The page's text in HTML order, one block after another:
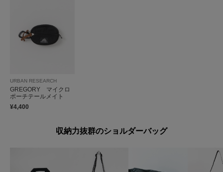
URBAN RESEARCH
GREGORY マイクロ
ポーチテールメイト
¥4,400
収納力抜群のショルダーバッグ